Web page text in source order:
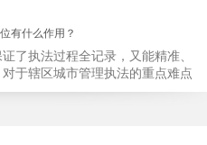
执法仪数据效率。执法仪数据采
据存储管理系统，后台统计不同
级别的数据，将统计结果以图表
；设备设置有用户操作权限管
编号与执法仪编号绑定，保障数
统可设置每个警员的权限，明确
。现在有了执法仪数据采集工作
便得到有效的解决。每个采集工
记录仪设备同时上传数据，队员
通过数据线接入到采集工作站，
视频、音频、图片、日志等信
有什么作用？
了执法过程全记录，又能精准、
于辖区城市管理执法的重点难点
市管理工作信息化中发挥着重要